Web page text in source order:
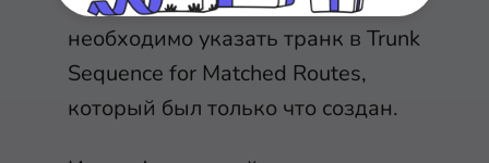
необходимо указать транк в Trunk
Sequence for Matched Routes,
который был только что создан.